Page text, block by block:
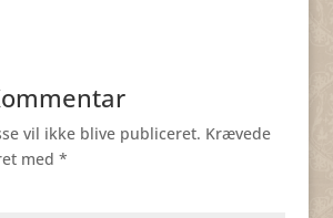
vil ikke blive publiceret. Krævede
med *